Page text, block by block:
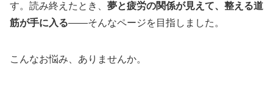
す。読み終えたとき、 夢と疲労の関係が見えて、整える道
筋が手に入る——そんなページを目指しました。
こんなお悩み、ありませんか。